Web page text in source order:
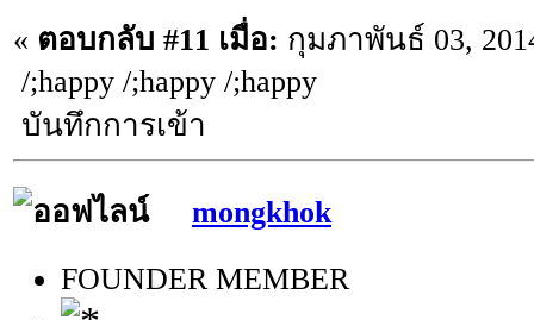
« ตอบกลับ #11 เมื่อ: กุมภาพันธ์ 03,
/;happy /;happy /;happy
บันทึกการเข้า
mongkhok
FOUNDER MEMBER